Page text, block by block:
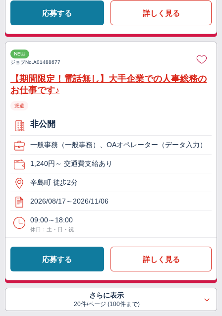
応募する 詳しく見る
NEW
ジョブNo.A01488677
【期間限定！電話無し】大手企業での人事総務の
お仕事です♪
派遣
非公開
一般事務（一般事務）、OAオペレーター（データ入力）
1,240円～ 交通費支給あり
辛島町 徒歩2分
2026/08/17～2026/11/06
09:00～18:00
休日：土・日・祝
応募する 詳しく見る
さらに表示
20件/ページ (100件まで)